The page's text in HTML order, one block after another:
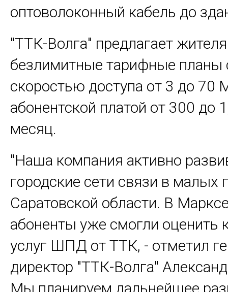
оптоволоконный кабель до
"ТТК-Волга" предлагает
безлимитные тарифные планы
скоростью доступа от 3 до 70
абонентской платой от 300 до
месяц.
"Наша компания активно
городские сети связи в малых
Саратовской области. В
абоненты уже смогли оценить
услуг ШПД от ТТК, - отметил
директор "ТТК-Волга"
Мы планируем дальнейшее